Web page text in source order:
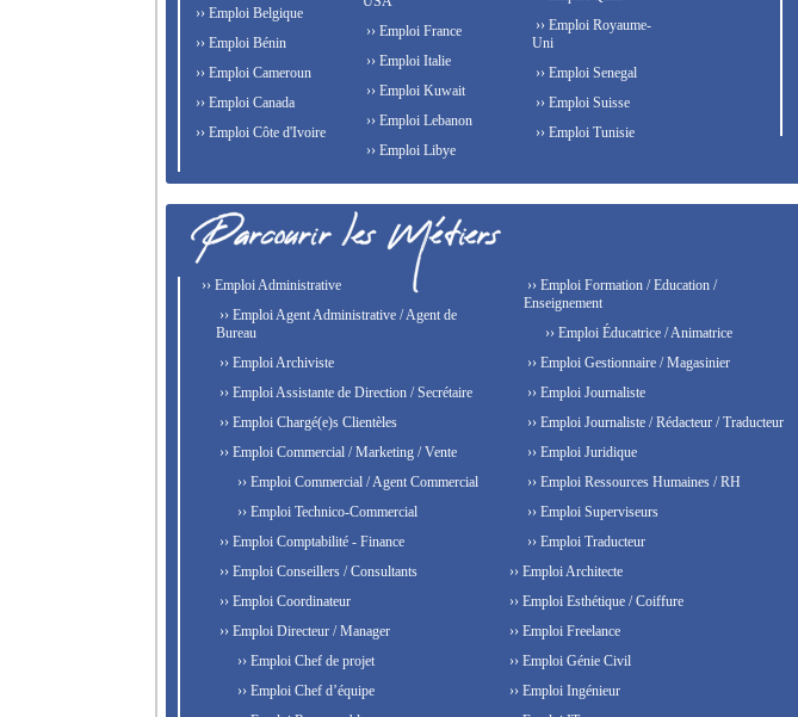
›› Emploi Belgique
›› Emploi Bénin
›› Emploi Cameroun
›› Emploi Canada
›› Emploi Côte d'Ivoire
›› Emploi France
›› Emploi Italie
›› Emploi Kuwait
›› Emploi Lebanon
›› Emploi Libye
›› Emploi Royaume-
Uni
›› Emploi Senegal
›› Emploi Suisse
›› Emploi Tunisie
›› Emploi Administrative
›› Emploi Agent Administrative / Agent de
Bureau
›› Emploi Archiviste
›› Emploi Assistante de Direction / Secrétaire
›› Emploi Chargé(e)s Clientèles
›› Emploi Commercial / Marketing / Vente
›› Emploi Commercial / Agent Commercial
›› Emploi Technico-Commercial
›› Emploi Comptabilité - Finance
›› Emploi Conseillers / Consultants
›› Emploi Coordinateur
›› Emploi Directeur / Manager
›› Emploi Chef de projet
›› Emploi Chef d’équipe
›› Emploi Formation / Education /
Enseignement
›› Emploi Éducatrice / Animatrice
›› Emploi Gestionnaire / Magasinier
›› Emploi Journaliste
›› Emploi Journaliste / Rédacteur / Traducteur
›› Emploi Juridique
›› Emploi Ressources Humaines / RH
›› Emploi Superviseurs
›› Emploi Traducteur
›› Emploi Architecte
›› Emploi Esthétique / Coiffure
›› Emploi Freelance
›› Emploi Génie Civil
›› Emploi Ingénieur